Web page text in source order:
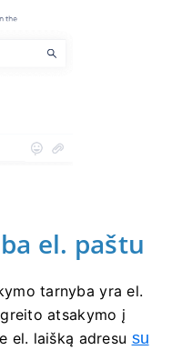
el. paštu
tarnyba yra el.
atsakymo į
el. laišką adresu su